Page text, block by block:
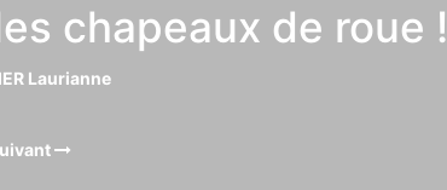
chapeaux de roue !
Laurianne